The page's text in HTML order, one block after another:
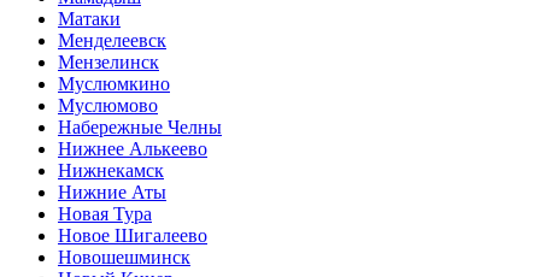
Матаки
Менделеевск
Мензелинск
Муслюмкино
Муслюмово
Набережные Челны
Нижнее Алькеево
Нижнекамск
Нижние Аты
Новая Тура
Новое Шигалеево
Новошешминск